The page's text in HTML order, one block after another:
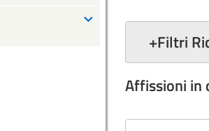
+Filtri
Affissioni in